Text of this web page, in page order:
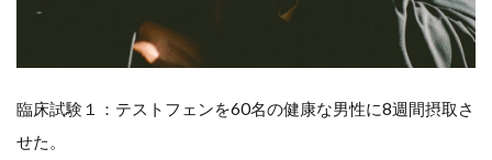
テ
ン
値
臨床試験１：テストフェンを60名の健康な男性に8週間摂取さ
せた。